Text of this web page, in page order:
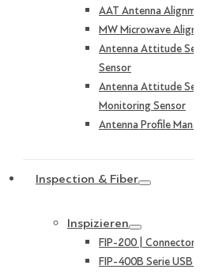
AAT Antenna
MW Microwave
Antenna Attitude
Sensor
Antenna Attitude
Monitoring Sensor
Antenna Profile
Inspection & Fiber
Inspizieren
FIP-200 | Connector
FIP-400B Serie USB